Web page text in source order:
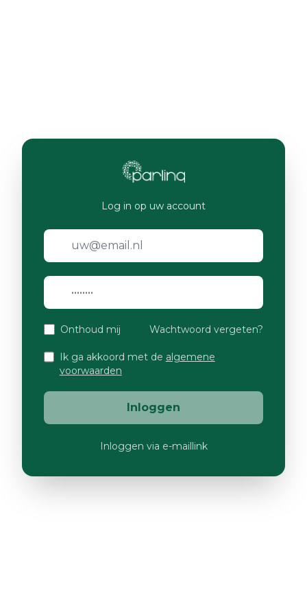
Log in op uw account
Onthoud mij Wachtwoord vergeten?
Ik ga akkoord met de algemene
voorwaarden
Inloggen
Inloggen via e-maillink